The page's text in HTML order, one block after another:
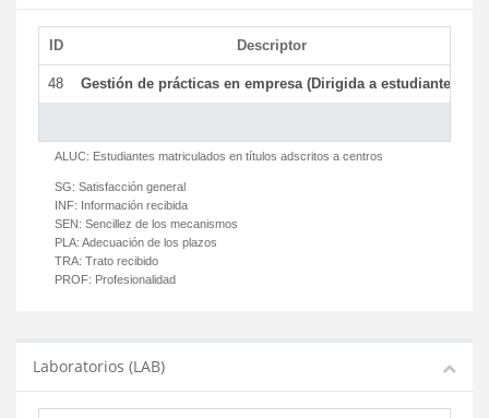
ID Descriptor
48 Gestión de prácticas en empresa (Dirigida a estudiantes)
ALUC: Estudiantes matriculados en títulos adscritos a centros
SG: Satisfacción general
INF: Información recibida
SEN: Sencillez de los mecanismos
PLA: Adecuación de los plazos
TRA: Trato recibido
PROF: Profesionalidad
Laboratorios (LAB)